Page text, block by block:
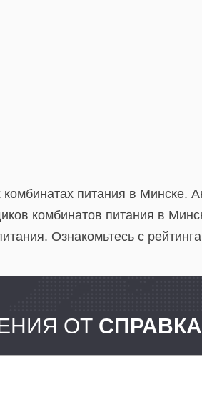
питания в Минске.
комбинатов питания в
Ознакомьтесь с
ОТ